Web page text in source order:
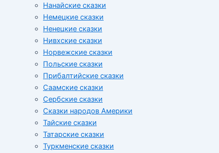
Нанайские сказки
Немецкие сказки
Ненецкие сказки
Нивхские сказки
Норвежские сказки
Польские сказки
Прибалтийские сказки
Cаамские сказки
Сербские сказки
Сказки народов Америки
Тайские сказки
Татарские сказки
Туркменские сказки